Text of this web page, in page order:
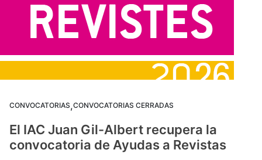
CONVOCATORIAS,CONVOCATORIAS CERRADAS
El IAC Juan Gil-Albert recupera la
convocatoria de Ayudas a Revistas